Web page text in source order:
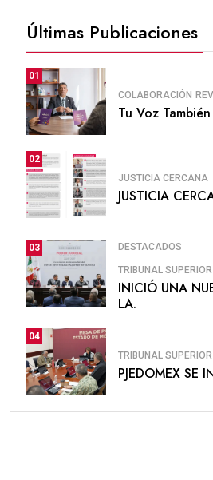
Últimas Publicaciones
01
COLABORACIÓN
Tu Voz También
02
JUSTICIA CERCANA
JUSTICIA
03 DESTACADOS
TRIBUNAL
INICIÓ UNA
LA.
04
TRIBUNAL
PJEDOMEX SE